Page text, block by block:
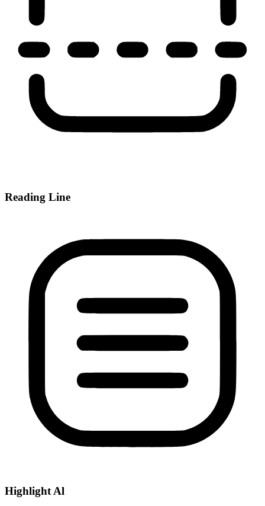
Reading Line
Highlight Al